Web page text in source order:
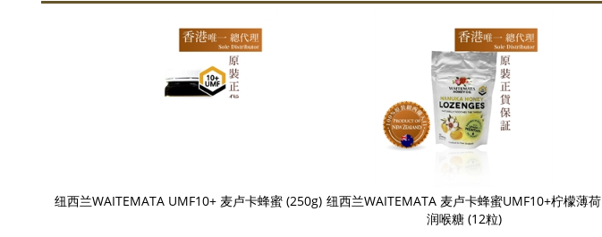
纽西兰WAITEMATA UMF10+ 麦卢卡蜂蜜 (250g) 纽西兰WAITEMATA 麦卢卡蜂蜜UMF10+柠檬薄荷
润喉糖 (12粒)